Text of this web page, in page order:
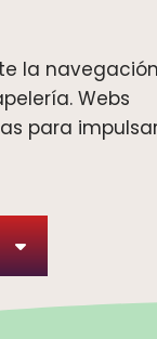
la
Webs
para